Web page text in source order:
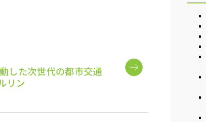
した次世代の都市交通
リン